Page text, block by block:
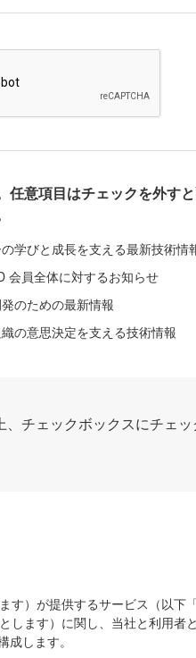
意項目はチェックを外す
学びと成長を支える最新技術情
会員全体に対するお知らせ
のための最新情報
の意思決定を支える技術情報
チェックボックスにチェ
す）が提供するサービス（以下
します）に関し、当社と利用者
します。